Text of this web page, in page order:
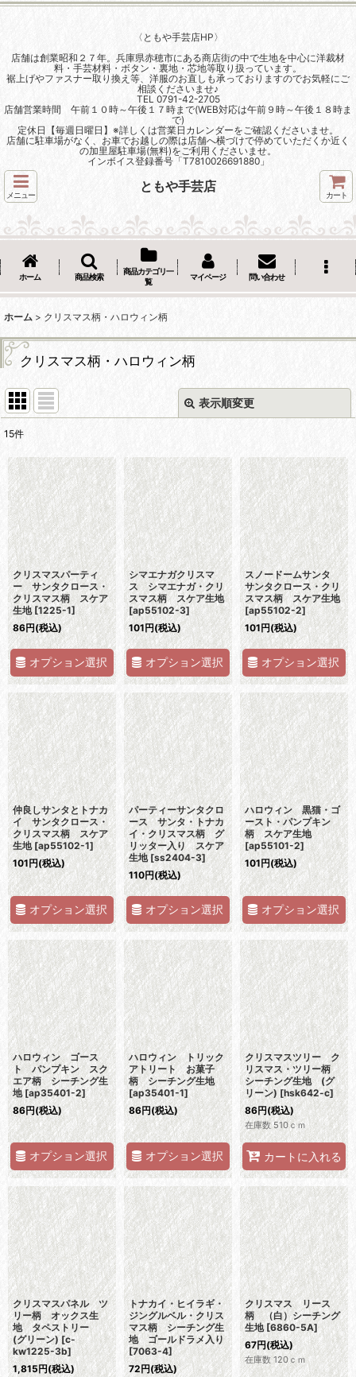
〈ともや手芸店HP〉
店舗は創業昭和２７年。兵庫県赤穂市にある商店街の中で生地を中心に洋裁材
料・手芸材料・ボタン・裏地・芯地等取り扱っています。
裾上げやファスナー取り換え等、洋服のお直しも承っておりますのでお気軽にご
相談くださいませ♪
TEL 0791-42-2705
店舗営業時間 午前１０時～午後１７時まで(WEB対応は午前９時～午後１８時ま
で)
定休日【毎週日曜日】※詳しくは営業日カレンダーをご確認くださいませ。
店舗に駐車場がなく、お車でお越しの際は店舗へ横づけで停めていただくか近く
の加里屋駐車場(無料)をご利用くださいませ。
インボイス登録番号「T7810026691880」
メニュー
ともや手芸店
カート
ホーム 商品検索
商品カテゴリ一
覧
マイページ 問い合わせ
ホーム > クリスマス柄・ハロウィン柄
クリスマス柄・ハロウィン柄
表示順変更
並び順:
絞り込む
15件
クリスマスパーティ
ー サンタクロース・
クリスマス柄 スケア
生地 [1225-1]
86円(税込)
オプション選択
シマエナガクリスマ
ス シマエナガ・クリ
スマス柄 スケア生地
[ap55102-3]
101円(税込)
オプション選択
スノードームサンタ
サンタクロース・クリ
スマス柄 スケア生地
[ap55102-2]
101円(税込)
オプション選択
仲良しサンタとトナカ
イ サンタクロース・
クリスマス柄 スケア
生地 [ap55102-1]
101円(税込)
オプション選択
パーティーサンタクロ
ース サンタ・トナカ
イ・クリスマス柄 グ
リッター入り スケア
生地 [ss2404-3]
110円(税込)
オプション選択
ハロウィン 黒猫・ゴ
ースト・パンプキン
柄 スケア生地
[ap55101-2]
101円(税込)
オプション選択
ハロウィン ゴース
ト パンプキン スク
エア柄 シーチング生
地 [ap35401-2]
86円(税込)
オプション選択
ハロウィン トリック
アトリート お菓子
柄 シーチング生地
[ap35401-1]
86円(税込)
オプション選択
クリスマスツリー ク
リスマス・ツリー柄
シーチング生地 (グ
リーン) [hsk642-c]
86円(税込)
在庫数 510ｃｍ
カートに入れる
クリスマスパネル ツ
リー柄 オックス生
地 タペストリー
(グリーン) [c-
kw1225-3b]
1,815円(税込)
トナカイ・ヒイラギ・
ジングルベル・クリス
マス柄 シーチング生
地 ゴールドラメ入り
[7063-4]
72円(税込)
クリスマス リース
柄 （白）シーチング
生地 [6860-5A]
67円(税込)
在庫数 120ｃｍ